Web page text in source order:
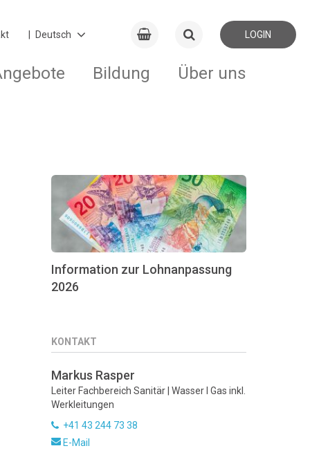
LOGIN
Bildung Über uns
Information zur Lohnanpassung
2026
KONTAKT
Markus Rasper
Leiter Fachbereich Sanitär | Wasser I Gas inkl.
Werkleitungen
+41 43 244 73 38
E-Mail